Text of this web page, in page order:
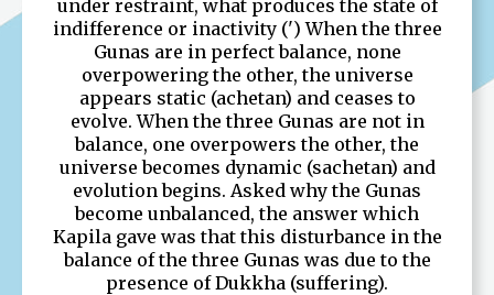
under restraint, what produces the state of
indifference or inactivity (') When the three
Gunas are in perfect balance, none
overpowering the other, the universe
appears static (achetan) and ceases to
evolve. When the three Gunas are not in
balance, one overpowers the other, the
universe becomes dynamic (sachetan) and
evolution begins. Asked why the Gunas
become unbalanced, the answer which
Kapila gave was that this disturbance in the
balance of the three Gunas was due to the
presence of Dukkha (suffering).